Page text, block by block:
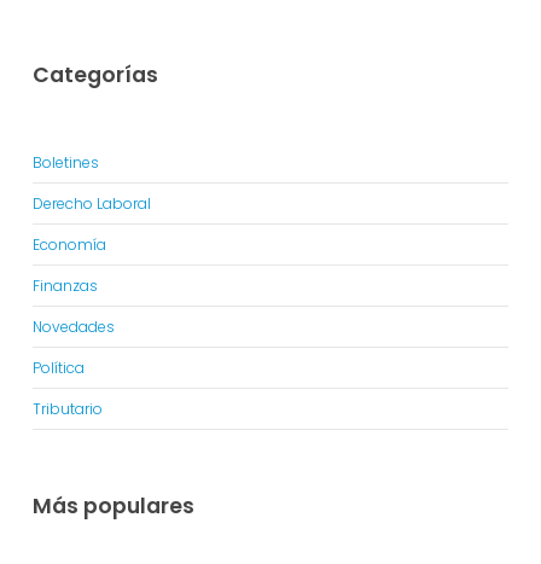
Categorías
Boletines
Derecho Laboral
Economía
Finanzas
Novedades
Política
Tributario
Más populares